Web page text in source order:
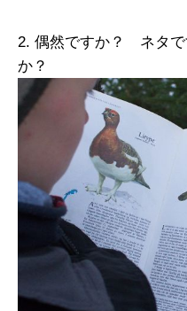
2. 偶然ですか？ ネタ
か？